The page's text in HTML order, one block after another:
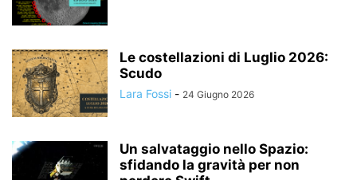
Le costellazioni di Luglio 2026:
Scudo
Lara Fossi - 24 Giugno 2026
Un salvataggio nello Spazio:
sfidando la gravità per non